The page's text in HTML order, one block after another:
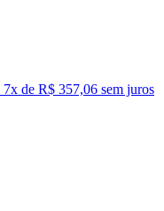
7x de R$ 357,06 sem juros